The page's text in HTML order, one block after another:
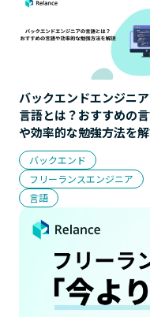
バックエンドエンジニ
言語とは？おすすめの
や効率的な勉強方法を
バックエンド
フリーランスエンジニア
言語